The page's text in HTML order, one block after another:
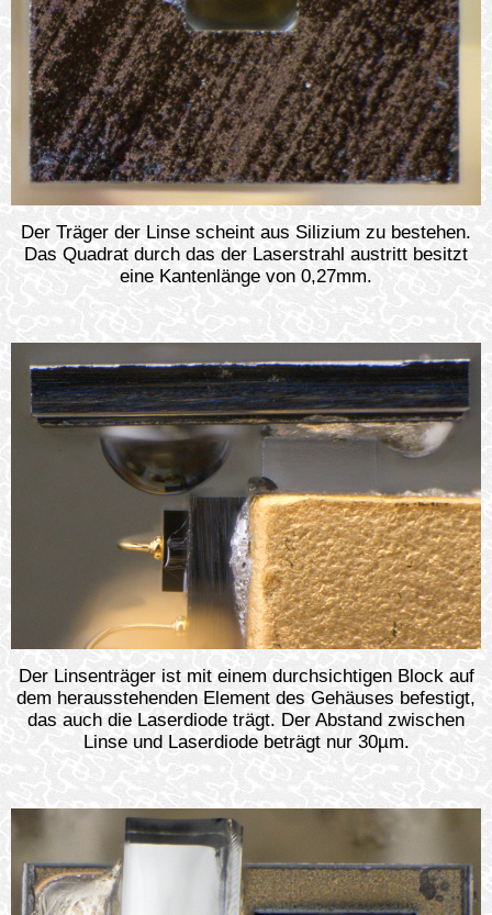
Der Träger der Linse scheint aus Silizium zu bestehen.
Das Quadrat durch das der Laserstrahl austritt besitzt
eine Kantenlänge von 0,27mm.
Der Linsenträger ist mit einem durchsichtigen Block auf
dem herausstehenden Element des Gehäuses befestigt,
das auch die Laserdiode trägt. Der Abstand zwischen
Linse und Laserdiode beträgt nur 30µm.